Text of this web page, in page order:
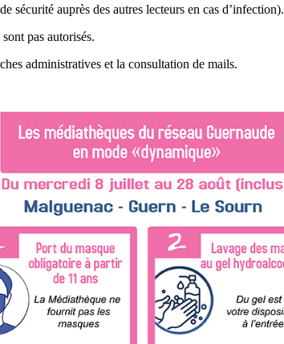
sécurité auprès des autres lecteurs en cas d’infection).
pas autorisés.
administratives et la consultation de mails.